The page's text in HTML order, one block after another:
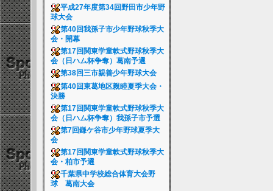
平成27年度第34回野田市少年野
球大会
第40回我孫子市少年野球秋季大
会・開幕
第17回関東学童軟式野球秋季大
会（日ハム杯争奪）葛南予選
第38回三市親善少年野球大会
第40回東葛地区親睦夏季大会・
決勝
第17回関東学童軟式野球秋季大
会（日ハム杯争奪）我孫子市予選
第7回鎌ケ谷市少年野球夏季大
会
第17回関東学童軟式野球秋季大
会・柏市予選
千葉県中学校総合体育大会野
球 葛南大会